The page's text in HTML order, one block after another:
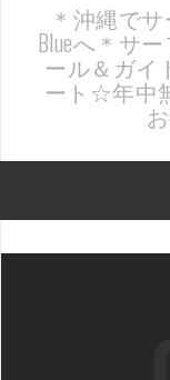
ヤ
支部長就任
＊沖縄でサ
Blueへ＊サ
ール＆ガイ
ート☆年中